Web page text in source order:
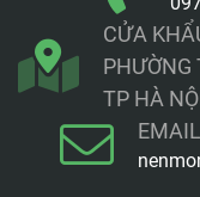
CỬA
PHƯỜNG
TP HÀ
EMAIL